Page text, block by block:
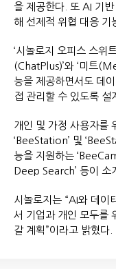
을 제공한다. 또 AI 기
해 선제적 위협 대응
‘시놀로지 오피스 스위
(ChatPlus)’와 ‘미트
능을 제공하면서도 데
접 관리할 수 있도록
개인 및 가정 사용자를
‘BeeStation’ 및
능을 지원하는
Deep Search’ 등이
시놀로지는 “AI와 데이
서 기업과 개인 모두를
갈 계획”이라고 밝혔다.